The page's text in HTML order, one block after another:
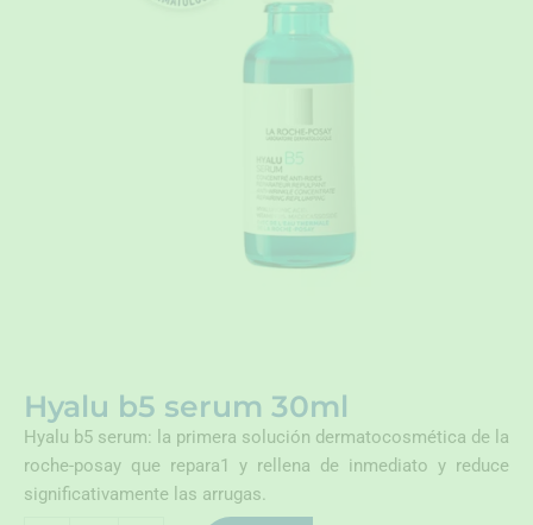
Hyalu b5 serum 30ml
Hyalu b5 serum: la primera solución dermatocosmética de la
roche-posay que repara1 y rellena de inmediato y reduce
significativamente las arrugas.